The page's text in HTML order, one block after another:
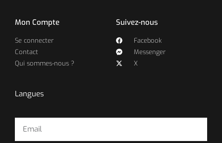
Mon Compte
Se connecter
Contact
Qui sommes-nous ?
Suivez-nous
Facebook
Messenger
X
Langues